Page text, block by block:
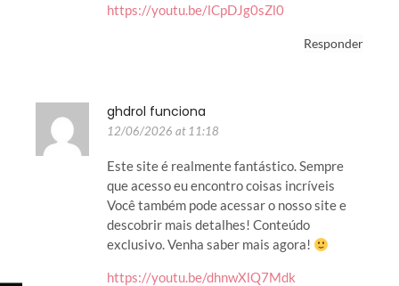
https://youtu.be/lCpDJg0sZl0
Responder
ghdrol funciona
12/06/2026 at 11:18
Este site é realmente fantástico. Sempre
que acesso eu encontro coisas incríveis
Você também pode acessar o nosso site e
descobrir mais detalhes! Conteúdo
exclusivo. Venha saber mais agora!
https://youtu.be/dhnwXlQ7Mdk